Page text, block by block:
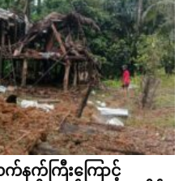
နက်ကြီးကြောင့်